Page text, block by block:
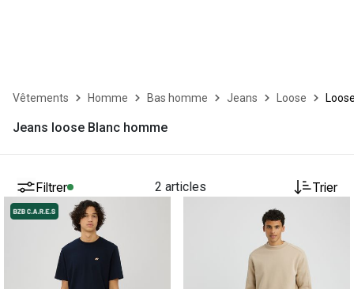
Vêtements Homme Bas homme Jeans Loose
Jeans loose Blanc homme
Filtrer 2 articles Trier